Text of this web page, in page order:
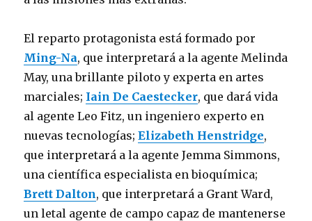
El reparto protagonista está formado por
Ming-Na, que interpretará a la agente Melinda
May, una brillante piloto y experta en artes
marciales; Iain De Caestecker, que dará vida
al agente Leo Fitz, un ingeniero experto en
nuevas tecnologías;Elizabeth Henstridge,
que interpretará a la agente Jemma Simmons,
una científica especialista en bioquímica;
Brett Dalton, que interpretará a Grant Ward,
un letal agente de campo capaz de mantenerse